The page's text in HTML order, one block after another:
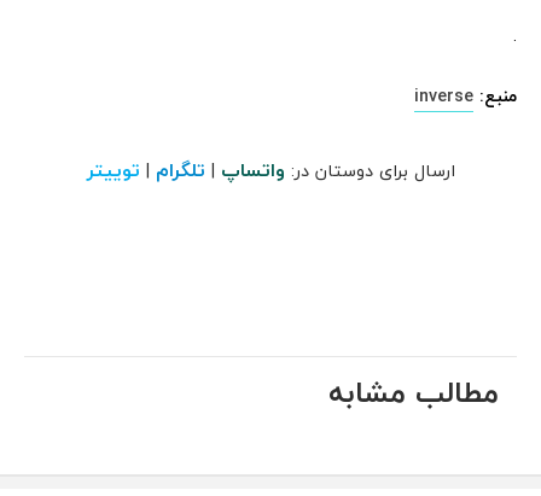
.
منبع: inverse
ارسال برای دوستان در: واتساپ | تلگرام | توییتر
مطالب مشابه